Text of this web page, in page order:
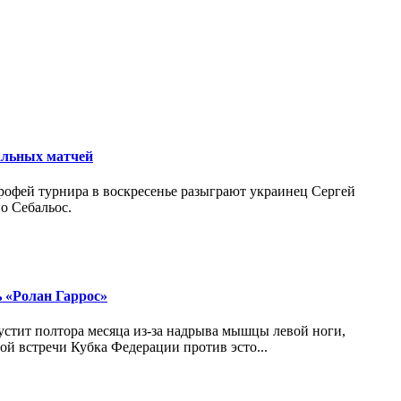
матчей
турнира в воскресенье разыграют украинец Сергей
Себальос.
«Ролан Гаррос»
полтора месяца из-за надрыва мышцы левой ноги,
встречи Кубка Федерации против эсто...